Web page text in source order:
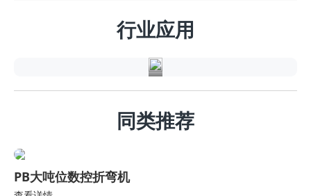
行业应用
行
业
同类推荐
PB大吨位数控折弯机